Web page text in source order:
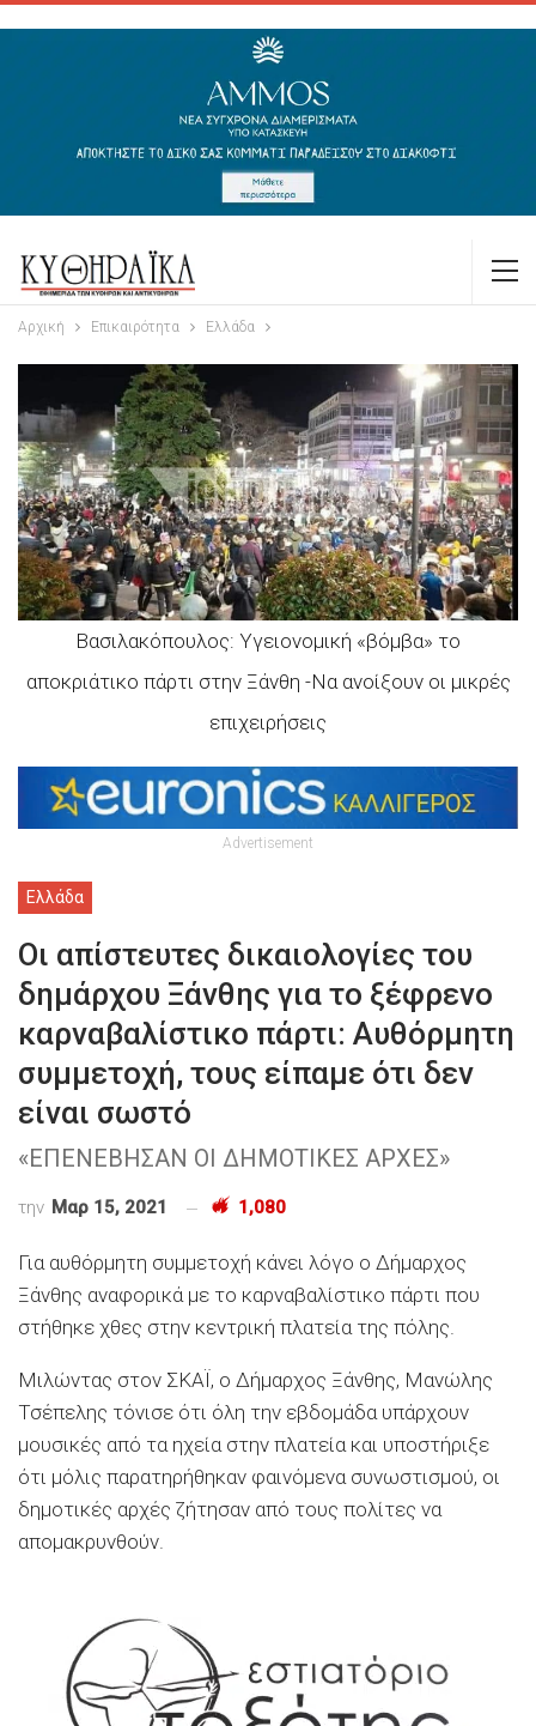
Αρχική Επικαιρότητα Ελλάδα
Βασιλακόπουλος: Υγειονομική «βόμβα» το
αποκριάτικο πάρτι στην Ξάνθη -Να ανοίξουν οι μικρές
επιχειρήσεις
Advertisement
Ελλάδα
Οι απίστευτες δικαιολογίες του
δημάρχου Ξάνθης για το ξέφρενο
καρναβαλίστικο πάρτι: Αυθόρμητη
συμμετοχή, τους είπαμε ότι δεν
είναι σωστό
«ΕΠΕΝΕΒΗΣΑΝ ΟΙ ΔΗΜΟΤΙΚΕΣ ΑΡΧΕΣ»
την Μαρ 15, 2021 1,080
Για αυθόρμητη συμμετοχή κάνει λόγο ο Δήμαρχος
Ξάνθης αναφορικά με το καρναβαλίστικο πάρτι που
στήθηκε χθες στην κεντρική πλατεία της πόλης.
Μιλώντας στον ΣΚΑΪ, ο Δήμαρχος Ξάνθης, Μανώλης
Τσέπελης τόνισε ότι όλη την εβδομάδα υπάρχουν
μουσικές από τα ηχεία στην πλατεία και υποστήριξε
ότι μόλις παρατηρήθηκαν φαινόμενα συνωστισμού, οι
δημοτικές αρχές ζήτησαν από τους πολίτες να
απομακρυνθούν.